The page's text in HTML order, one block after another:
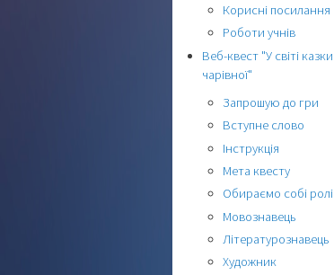
Корисні посилання
Роботи учнів
Веб-квест "У світі казки
чарівної"
Запрошую до гри
Вступне слово
Інструкція
Мета квесту
Обираємо собі ролі
Мовознавець
Літературознавець
Художник